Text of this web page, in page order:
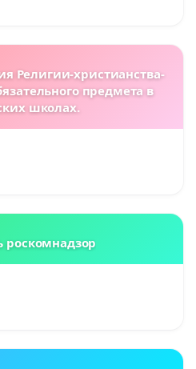
Религии-христианства-
предмета в
школах.
роскомнадзор